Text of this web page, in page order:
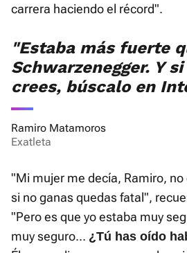
carrera haciendo el récord".
"Estaba más fuerte
Schwarzenegger. Y
crees, búscalo en
Ramiro Matamoros
Exatleta
"Mi mujer me decía, Ramiro,
si no ganas quedas fatal",
"Pero es que yo estaba muy
muy seguro... ¿Tú has oído